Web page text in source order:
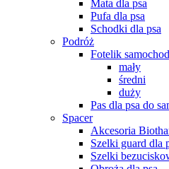
Mata dla psa
Pufa dla psa
Schodki dla psa
Podróż
Fotelik
mały
średni
duży
Pas dla psa do
Spacer
Akcesoria
Szelki guard dla
Szelki